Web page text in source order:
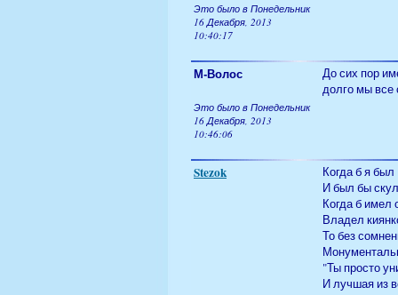
Это было в Понедельник
16 Декабря, 2013
10:40:17
М-Волос
До сих пор
долго мы все
Это было в Понедельник
16 Декабря, 2013
10:46:06
Stezok
Когда б я
И был бы
Когда б имел
Владел
То без
"Ты просто
И лучшая из